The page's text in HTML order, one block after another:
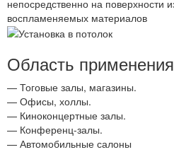
Область применения
— Тоговые залы, магазины.
— Офисы, холлы.
— Киноконцертные залы.
— Конференц-залы.
— Автомобильные салоны